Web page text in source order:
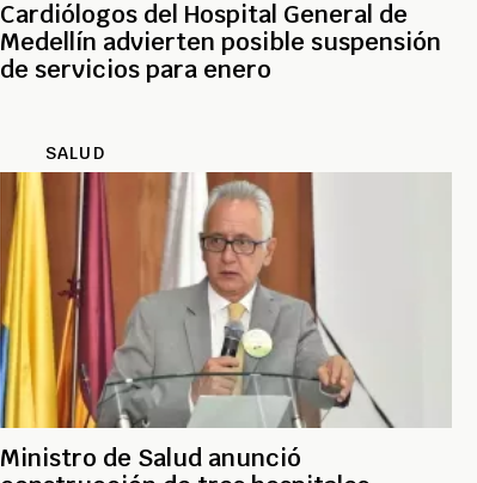
Cardiólogos del Hospital General de
Medellín advierten posible suspensión
de servicios para enero
SALUD
Ministro de Salud anunció